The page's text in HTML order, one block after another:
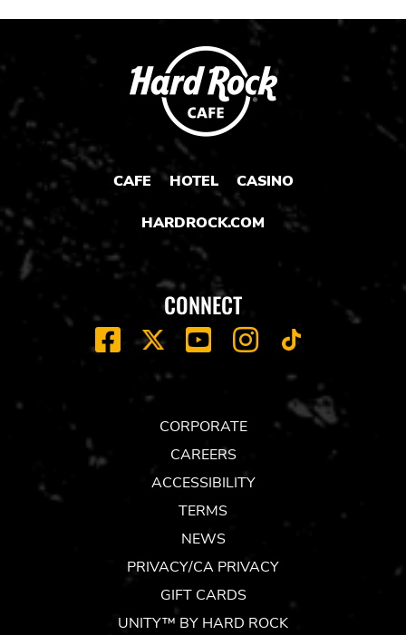
CAFE HOTEL CASINO
HARDROCK.COM
CONNECT
FACEBOOK
X YOUTUBEINSTAGRAM
CORPORATE
CAREERS
ACCESSIBILITY
TERMS
NEWS
PRIVACY/CA PRIVACY
GIFT CARDS
UNITY™ BY HARD ROCK